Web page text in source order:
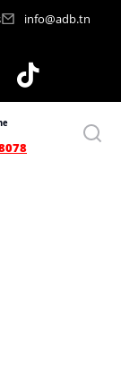
info@adb.tn